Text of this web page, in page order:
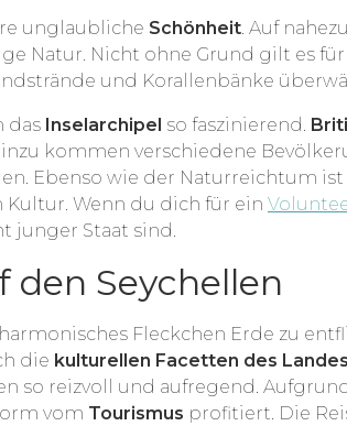
unglaubliche Schönheit. Auf
Natur. Nicht ohne Grund gilt es
und Korallenbänke
das Inselarchipel so faszinierend.
kommen verschiedene
Ebenso wie der Naturreichtum
Kultur. Wenn du dich für ein
junger Staat sind.
den Seychellen
Fleckchen Erde zu
die kulturellen Facetten des Landes
so reizvoll und aufregend.
vom Tourismus profitiert. Die